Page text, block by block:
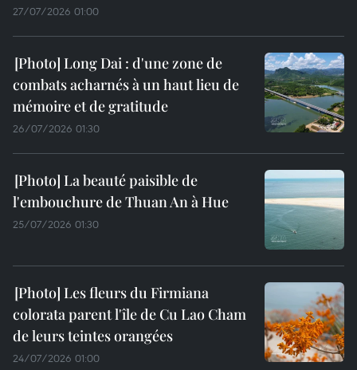
27/07/2026 01:00
Long Dai : d'une zone de
combats acharnés à un haut lieu de
mémoire et de gratitude
26/07/2026 01:30
La beauté paisible de
l'embouchure de Thuan An à Hue
25/07/2026 01:30
Les fleurs du Firmiana
colorata parent l'île de Cu Lao Cham
de leurs teintes orangées
24/07/2026 01:00